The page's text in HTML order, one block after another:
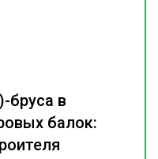
бруса в
балок: